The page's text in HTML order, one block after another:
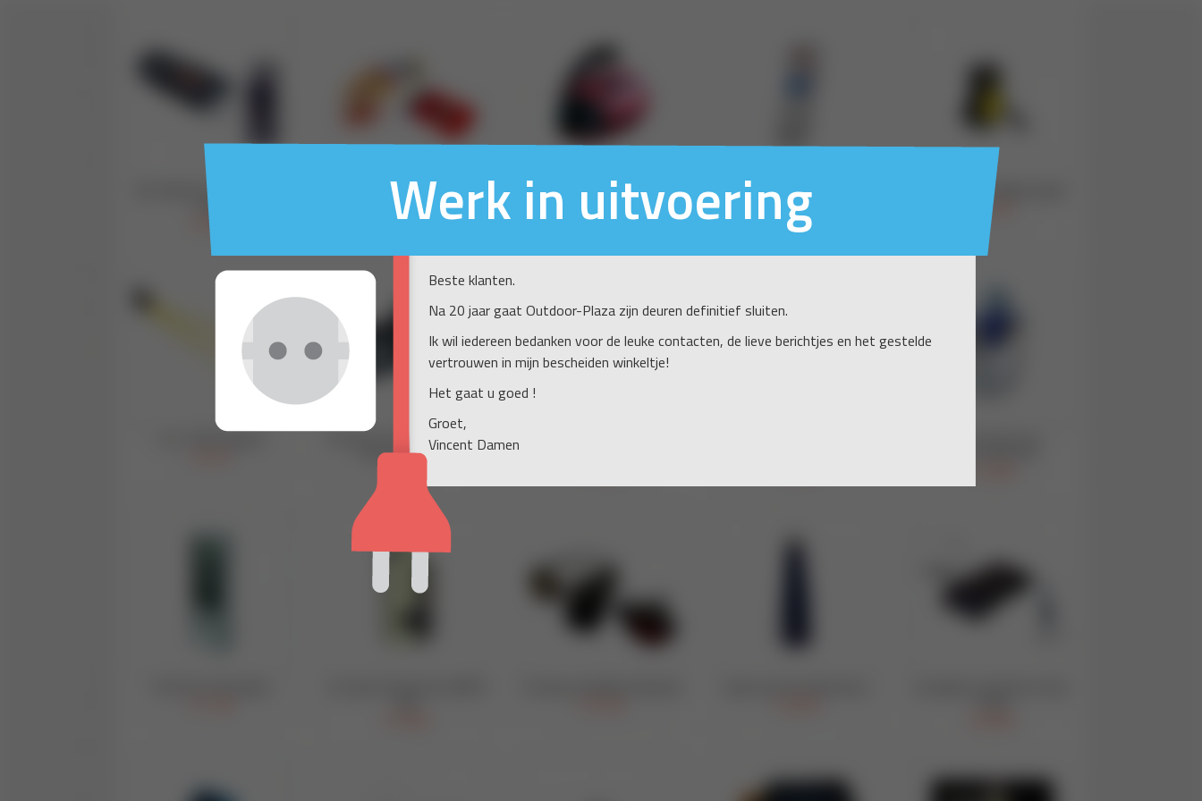
Werk in uitvoering
Beste klanten.
Na 20 jaar gaat Outdoor-Plaza zijn deuren definitief sluiten.
Ik wil iedereen bedanken voor de leuke contacten, de lieve berichtjes en het gestelde
vertrouwen in mijn bescheiden winkeltje!
Het gaat u goed !
Groet,
Vincent Damen